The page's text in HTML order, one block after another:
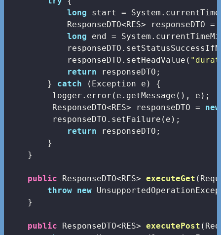
long start =
ResponseDTO<RES> responseDTO =
long end =
            responseDTO.setHeadValue(
return responseDTO;
        }
catch (Exception e) {
         logger.error(e.getMessage(), e);
         ResponseDTO<RES> responseDTO =
new
         responseDTO.setFailure(e);
return responseDTO;
        }
    }
public ResponseDTO<RES> executeGet
throw new
    }
public ResponseDTO<RES> executePost